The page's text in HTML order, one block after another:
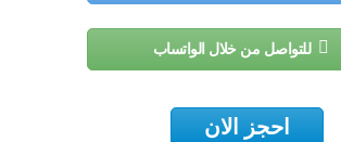
للتواصل من خلال الواتساب
احجز الان